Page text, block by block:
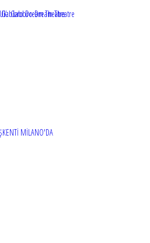
Gabbro Dream Theatre